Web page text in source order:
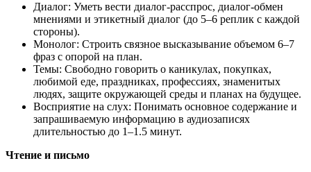
Диалог: Уметь вести диалог-расспрос, диалог-обмен
мнениями и этикетный диалог (до 5–6 реплик с каждой
стороны).
Монолог: Строить связное высказывание объемом 6–7
фраз с опорой на план.
Темы: Свободно говорить о каникулах, покупках,
любимой еде, праздниках, профессиях, знаменитых
людях, защите окружающей среды и планах на будущее.
Восприятие на слух: Понимать основное содержание и
запрашиваемую информацию в аудиозаписях
длительностью до 1–1.5 минут.
Чтение и письмо